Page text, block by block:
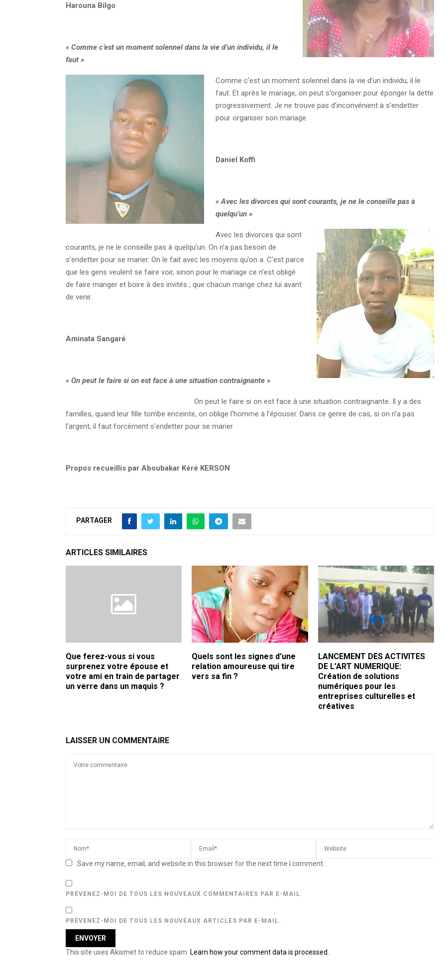
Harouna Bilgo
« Comme c’est un moment solennel dans la vie d’un individu, il le
faut »
Comme c’est un moment solennel dans la vie d’un individu, il le
faut. Et après le mariage, on peut s’organiser pour éponger la dette
progressivement. Je ne trouve pas d’inconvénient à s’endetter
pour organiser son mariage.
Daniel Koffi
« Avec les divorces qui sont courants, je ne le conseille pas à
quelqu’un »
Avec les divorces qui sont
courants, je ne le conseille pas à quelqu’un. On n’a pas besoin de
s’endetter pour se marier. On le fait avec les moyens qu’on a. C’est parce
que les gens veulent se faire voir, sinon pour le mariage ce n’est obligé
de faire manger et boire à des invités ; que chacun mange chez lui avant
de venir.
Aminata Sangaré
« On peut le faire si on est face à une situation contraignante »
On peut le faire si on est face à une situation contraignante. Il y a des
familles, quand leur fille tombe enceinte, on oblige l’homme à l’épouser. Dans ce genre de cas, si on n’a pas
l’argent, il faut forcément s’endetter pour se marier.
Propos recueillis par Aboubakar Kéré KERSON
PARTAGER
ARTICLES SIMILAIRES
Que ferez-vous si vous
surprenez votre épouse et
votre ami en train de partager
un verre dans un maquis ?
Quels sont les signes d’une
relation amoureuse qui tire
vers sa fin ?
LANCEMENT DES ACTIVITES
DE L’ART NUMERIQUE:
Création de solutions
numériques pour les
entreprises culturelles et
créatives
LAISSER UN COMMENTAIRE
Save my name, email, and website in this browser for the next time I comment.
PRÉVENEZ-MOI DE TOUS LES NOUVEAUX COMMENTAIRES PAR E-MAIL.
PRÉVENEZ-MOI DE TOUS LES NOUVEAUX ARTICLES PAR E-MAIL.
This site uses Akismet to reduce spam. Learn how your comment data is processed.